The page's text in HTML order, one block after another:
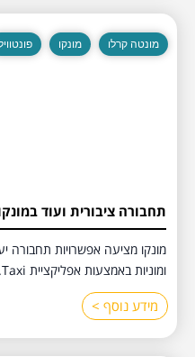
מונטה קרלו מונקו
תחבורה ציבורית ועוד
מונקו מציעה אפשרויות תחבורה
ומוניות באמצעות אפליקציית Taxi...
מידע נוסף >